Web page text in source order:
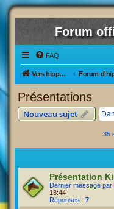
Forum
FAQ
Vers hipposuède, le jeu !
Présentations
Nouveau sujet
35
Présentation
Dernier message par
13:44
Réponses : 7